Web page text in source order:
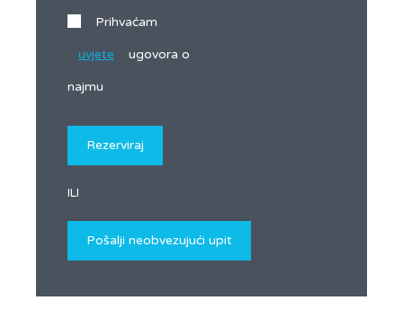
Prihvaćam
uvjete ugovora o
najmu
ILI